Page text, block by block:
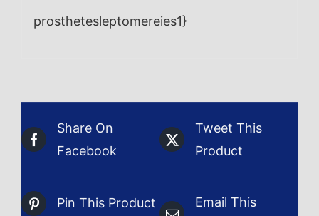
prosthetesleptomereies1}
Share On
Facebook
Tweet This
Product
Pin This Product
Email This